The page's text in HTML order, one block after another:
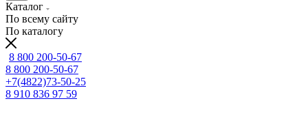
Каталог
По всему сайту
По каталогу
8 800 200-50-67
8 800 200-50-67
+7(4822)73-50-25
8 910 836 97 59